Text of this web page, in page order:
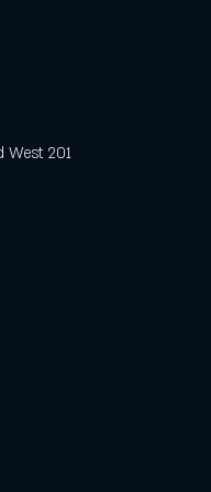
201